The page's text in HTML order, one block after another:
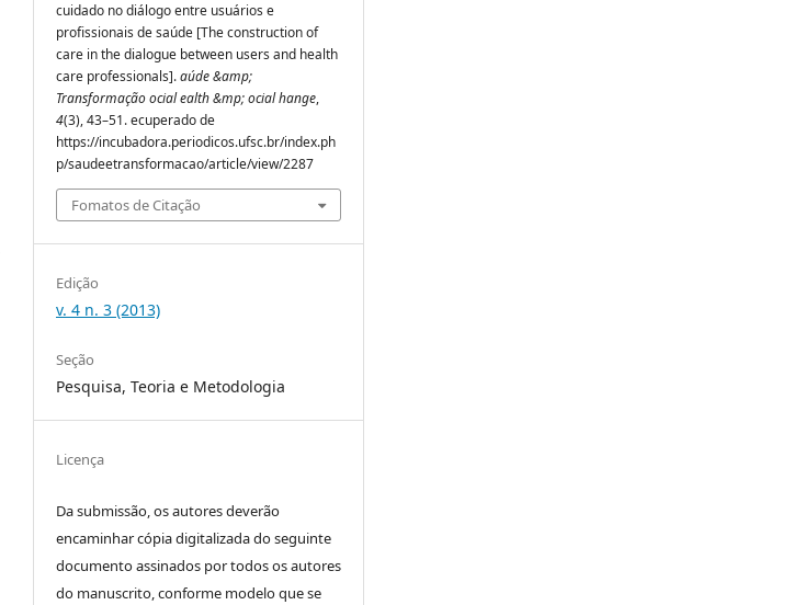
cuidado no diálogo entre usuários e
profissionais de saúde [The construction of
care in the dialogue between users and health
care professionals].aúde &amp;
Transformação ocial ealth &mp; ocial hange,
4(3), 43–51. ecuperado de
https://incubadora.periodicos.ufsc.br/index.ph
p/saudeetransformacao/article/view/2287
Fomatos de Citação
Edição
v. 4 n. 3 (2013)
Seção
Pesquisa, Teoria e Metodologia
Licença
Da submissão, os autores deverão
encaminhar cópia digitalizada do seguinte
documento assinados por todos os autores
do manuscrito, conforme modelo que se